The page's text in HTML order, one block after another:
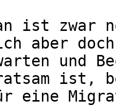
ist zwar
aber
und
ist,
eine